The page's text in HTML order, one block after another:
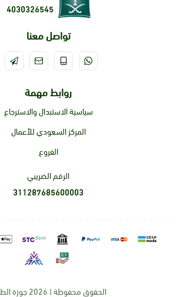
4030326545
تواصل معنا
روابط مهمة
سياسية الاستبدال والاسترجاع
المركز السعودي للأعمال
الفروع
الرقم الضريبي
311287685600003
الحقوق محفوظة | 2026 جوزة